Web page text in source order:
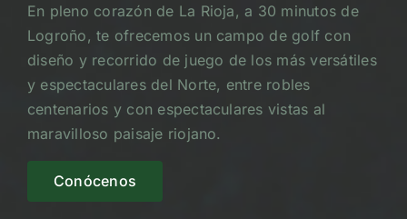
En pleno corazón de La Rioja, a 30 minutos de
Logroño, te ofrecemos un campo de golf con
diseño y recorrido de juego de los más versátiles
y espectaculares del Norte, entre robles
centenarios y con espectaculares vistas al
maravilloso paisaje riojano.
Conócenos